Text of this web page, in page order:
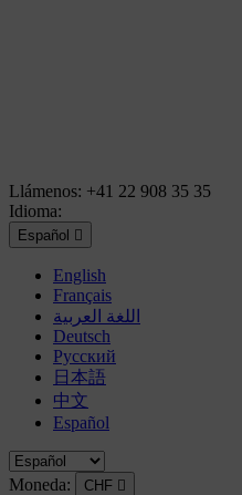
Llámenos: +41 22 908 35 35
Idioma:
Español 
English
Français
اللغة العربية
Deutsch
Русский
日本語
中文
Español
Moneda: CHF 